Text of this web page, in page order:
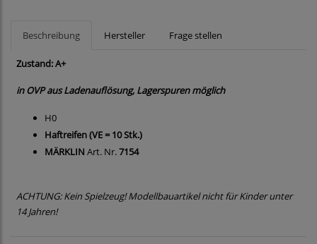
Beschreibung Hersteller Frage stellen
Zustand: A+
in OVP aus Ladenauflösung, Lagerspuren möglich
H0
Haftreifen (VE = 10 Stk.)
MÄRKLIN Art. Nr.7154
ACHTUNG: Kein Spielzeug! Modellbauartikel nicht für Kinder unter
14 Jahren!